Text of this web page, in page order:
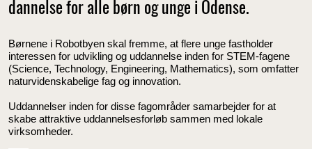
dannelse for alle børn og unge i Odense.
Børnene i Robotbyen skal fremme, at flere unge fastholder
interessen for udvikling og uddannelse inden for STEM-fagene
(Science, Technology, Engineering, Mathematics), som omfatter
naturvidenskabelige fag og innovation.
Uddannelser inden for disse fagområder samarbejder for at
skabe attraktive uddannelsesforløb sammen med lokale
virksomheder.